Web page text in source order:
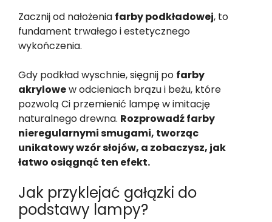
Zacznij od nałożenia farby podkładowej, to
fundament trwałego i estetycznego
wykończenia.
Gdy podkład wyschnie, sięgnij po farby
akrylowew odcieniach brązu i beżu, które
pozwolą Ci przemienić lampę w imitację
naturalnego drewna. Rozprowadź farby
nieregularnymi smugami, tworząc
unikatowy wzór słojów, a zobaczysz, jak
łatwo osiągnąć ten efekt.
Jak przyklejać gałązki do
podstawy lampy?